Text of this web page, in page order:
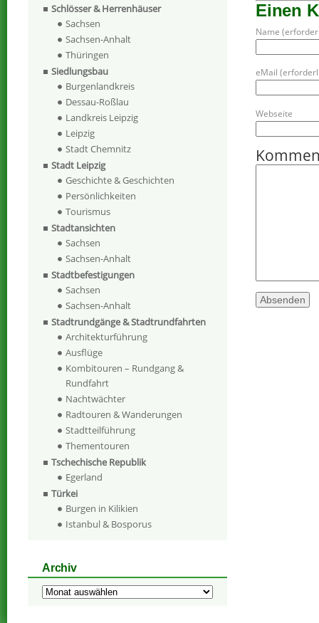
Einen
Name
eMail
Webseite
Schlösser & Herrenhäuser
Sachsen
Sachsen-Anhalt
Thüringen
Siedlungsbau
Burgenlandkreis
Dessau-Roßlau
Landkreis Leipzig
Leipzig
Stadt Chemnitz
Stadt Leipzig
Geschichte & Geschichten
Persönlichkeiten
Tourismus
Stadtansichten
Sachsen
Sachsen-Anhalt
Stadtbefestigungen
Sachsen
Sachsen-Anhalt
Stadtrundgänge & Stadtrundfahrten
Architekturführung
Ausflüge
Kombitouren – Rundgang &
Rundfahrt
Nachtwächter
Radtouren & Wanderungen
Stadtteilführung
Thementouren
Tschechische Republik
Egerland
Türkei
Burgen in Kilikien
Istanbul & Bosporus
Archiv
Archiv